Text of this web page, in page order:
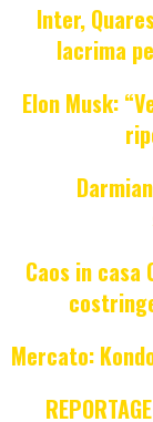
Inter,
lacrima
Elon Musk:
Caos in
Mercato: